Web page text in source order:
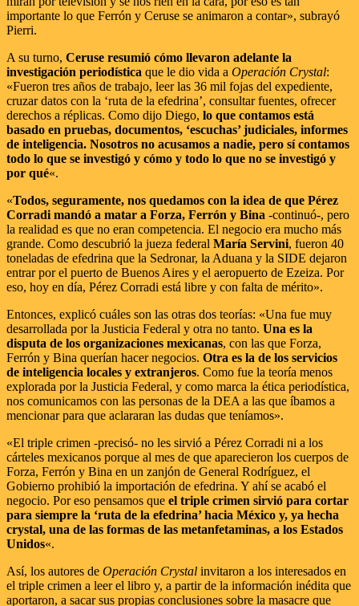
importante lo que Ferrón y Ceruse se animaron a contar», subrayó
Pierri.
A su turno, Ceruse resumió cómo llevaron adelante la
investigación periodística que le dio vida a Operación Crystal:
«Fueron tres años de trabajo, leer las 36 mil fojas del expediente,
cruzar datos con la ‘ruta de la efedrina’, consultar fuentes, ofrecer
derechos a réplicas. Como dijo Diego, lo que contamos está
basado en pruebas, documentos, ‘escuchas’ judiciales, informes
de inteligencia. Nosotros no acusamos a nadie, pero sí contamos
todo lo que se investigó y cómo y todo lo que no se investigó y
por qué«.
«Todos, seguramente, nos quedamos con la idea de que Pérez
Corradi mandó a matar a Forza, Ferrón y Bina -continuó-, pero
la realidad es que no eran competencia. El negocio era mucho más
grande. Como descubrió la jueza federal María Servini, fueron 40
toneladas de efedrina que la Sedronar, la Aduana y la SIDE dejaron
entrar por el puerto de Buenos Aires y el aeropuerto de Ezeiza. Por
eso, hoy en día, Pérez Corradi está libre y con falta de mérito».
Entonces, explicó cuáles son las otras dos teorías: «Una fue muy
desarrollada por la Justicia Federal y otra no tanto. Una es la
disputa de los organizaciones mexicanas, con las que Forza,
Ferrón y Bina querían hacer negocios. Otra es la de los servicios
de inteligencia locales y extranjeros. Como fue la teoría menos
explorada por la Justicia Federal, y como marca la ética periodística,
nos comunicamos con las personas de la DEA a las que íbamos a
mencionar para que aclararan las dudas que teníamos».
«El triple crimen -precisó- no les sirvió a Pérez Corradi ni a los
cárteles mexicanos porque al mes de que aparecieron los cuerpos de
Forza, Ferrón y Bina en un zanjón de General Rodríguez, el
Gobierno prohibió la importación de efedrina. Y ahí se acabó el
negocio. Por eso pensamos que el triple crimen sirvió para cortar
para siempre la ‘ruta de la efedrina’ hacia México y, ya hecha
crystal, una de las formas de las metanfetaminas, a los Estados
Unidos«.
Así, los autores de Operación Crystal invitaron a los interesados en
el triple crimen a leer el libro y, a partir de la información inédita que
aportaron, a sacar sus propias conclusiones sobre la masacre que